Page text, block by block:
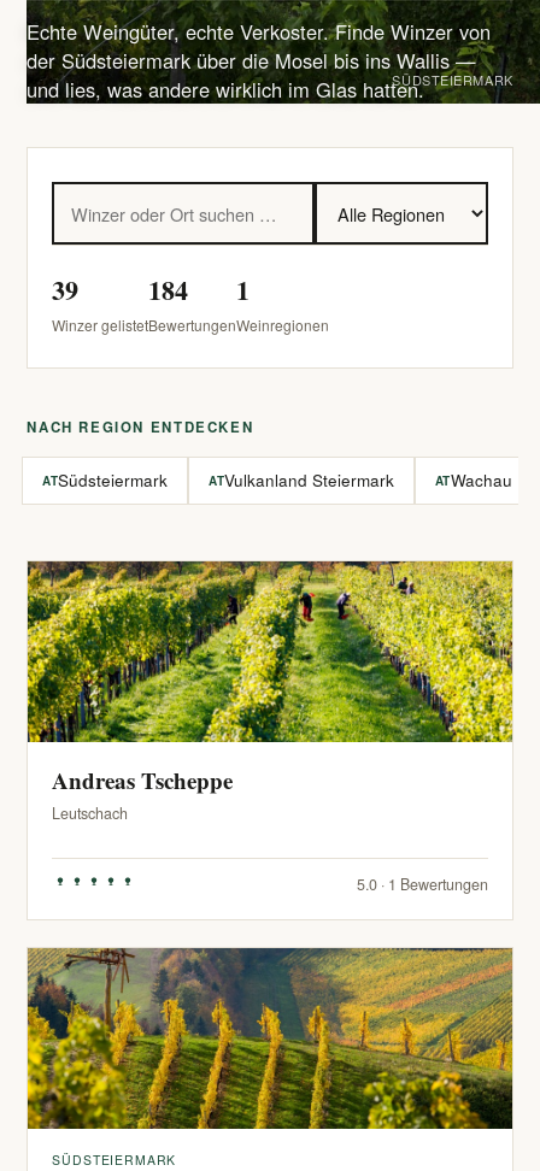
Echte Weingüter, echte Verkoster. Finde Winzer von
der Südsteiermark über die Mosel bis ins Wallis —
und lies, was andere wirklich im Glas hatten.SÜDSTEIERMARK
39
Winzer gelistet
184
Bewertungen
1
Weinregionen
NACH REGION ENTDECKEN
ATSüdsteiermark ATVulkanland Steiermark ATWachau
Andreas Tscheppe
Leutschach
5.0 · 1 Bewertungen
SÜDSTEIERMARK